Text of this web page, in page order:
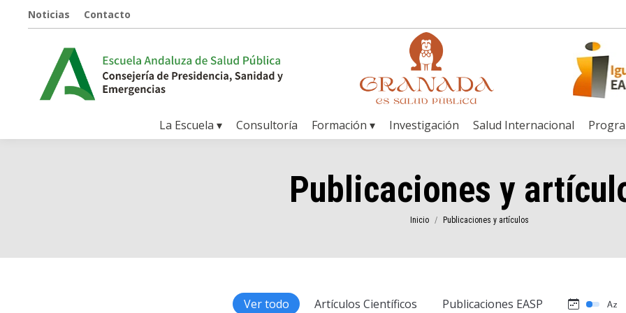
Noticias Contacto
La Escuela ▾ Consultoría Formación ▾ Investigación Salud Internacional
Publicaciones y
Estás aquí:
Inicio Publicaciones y artículos
Ver todo Artículos Científicos Publicaciones EASP